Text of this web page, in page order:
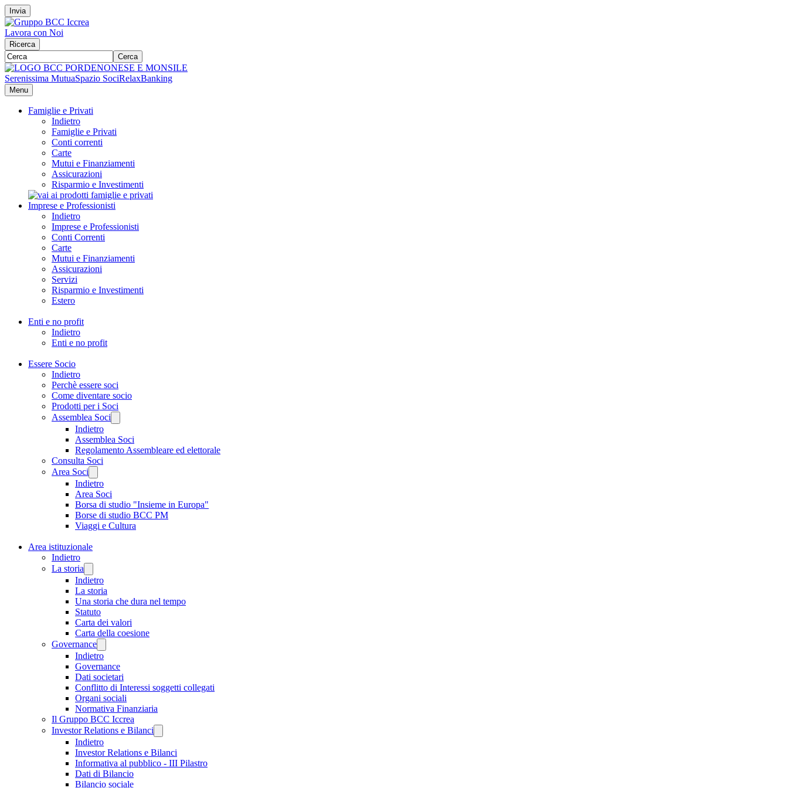
Invia
Lavora con Noi
Ricerca
Cerca
Serenissima MutuaSpazio SociRelaxBanking
Menu
Famiglie e Privati
Indietro
Famiglie e Privati
Conti correnti
Carte
Mutui e Finanziamenti
Assicurazioni
Risparmio e Investimenti
Imprese e Professionisti
Indietro
Imprese e Professionisti
Conti Correnti
Carte
Mutui e Finanziamenti
Assicurazioni
Servizi
Risparmio e Investimenti
Estero
Enti e no profit
Indietro
Enti e no profit
Essere Socio
Indietro
Perchè essere soci
Come diventare socio
Prodotti per i Soci
Assemblea Soci
Indietro
Assemblea Soci
Regolamento Assembleare ed elettorale
Consulta Soci
Area Soci
Indietro
Area Soci
Borsa di studio "Insieme in Europa"
Borse di studio BCC PM
Viaggi e Cultura
Area istituzionale
Indietro
La storia
Indietro
La storia
Una storia che dura nel tempo
Statuto
Carta dei valori
Carta della coesione
Governance
Indietro
Governance
Dati societari
Conflitto di Interessi soggetti collegati
Organi sociali
Normativa Finanziaria
Il Gruppo BCC Iccrea
Investor Relations e Bilanci
Indietro
Investor Relations e Bilanci
Informativa al pubblico - III Pilastro
Dati di Bilancio
Bilancio sociale